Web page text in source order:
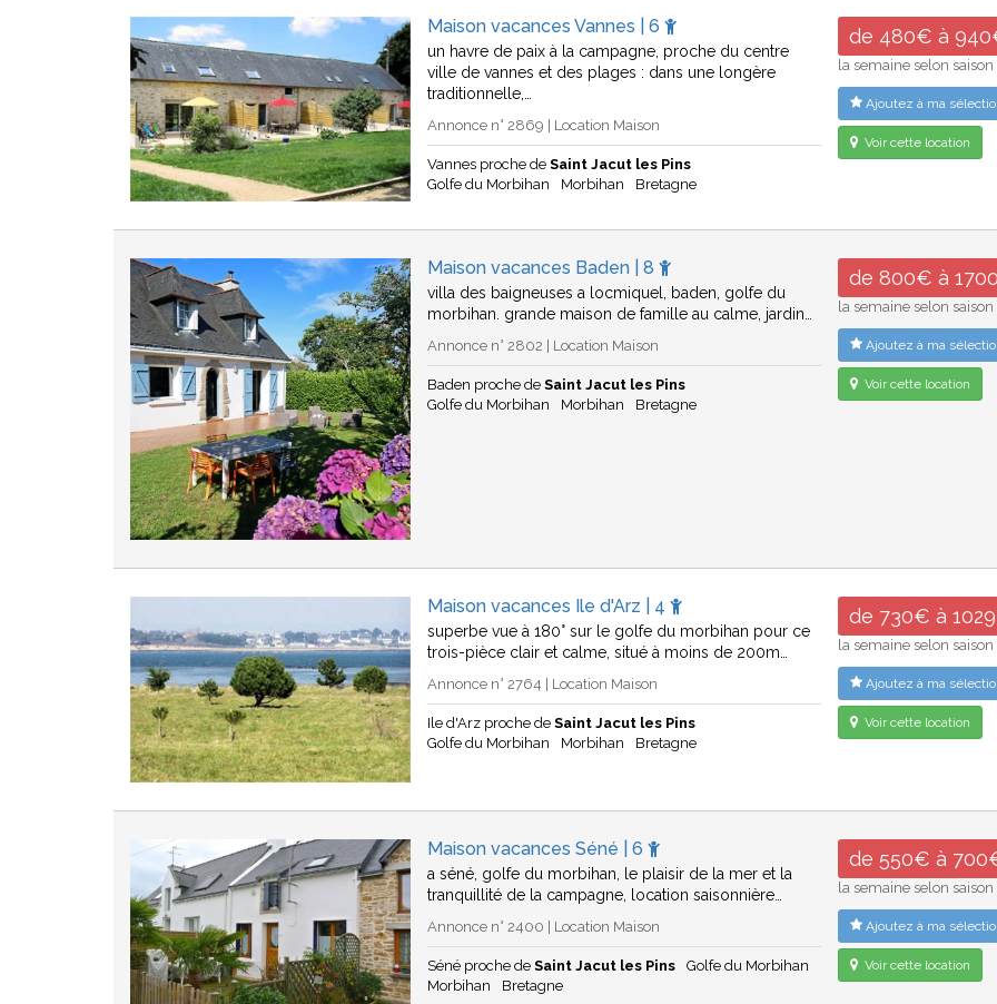
Maison vacances Vannes | 6
un havre de paix à la campagne, proche du centre
ville de vannes et des plages : dans une longère
traditionnelle,…
Annonce n° 2869 | Location Maison
Vannes proche deSaint Jacut les Pins
Golfe du Morbihan
Morbihan Bretagne
de 480€ à
la semaine selon saison
Ajoutez à ma
Voir cette location
Maison vacances Baden | 8
villa des baigneuses a locmiquel, baden, golfe du
morbihan. grande maison de famille au calme, jardin…
Annonce n° 2802 | Location Maison
Baden proche deSaint Jacut les Pins
Golfe du Morbihan
Morbihan Bretagne
de 800€ à
la semaine selon saison
Ajoutez à ma
Voir cette location
Maison vacances Ile d'Arz | 4
superbe vue à 180° sur le golfe du morbihan pour ce
trois-pièce clair et calme, situé à moins de 200m…
Annonce n° 2764 | Location Maison
Ile d'Arz proche deSaint Jacut les Pins
Golfe du Morbihan
Morbihan Bretagne
de 730€ à
la semaine selon saison
Ajoutez à ma
Voir cette location
Maison vacances Séné | 6
a séné, golfe du morbihan, le plaisir de la mer et la
tranquillité de la campagne, location saisonnière…
Annonce n° 2400 | Location Maison
Séné proche deSaint Jacut les Pins
Golfe du Morbihan
Morbihan
Bretagne
de 550€ à
la semaine selon saison
Ajoutez à ma
Voir cette location